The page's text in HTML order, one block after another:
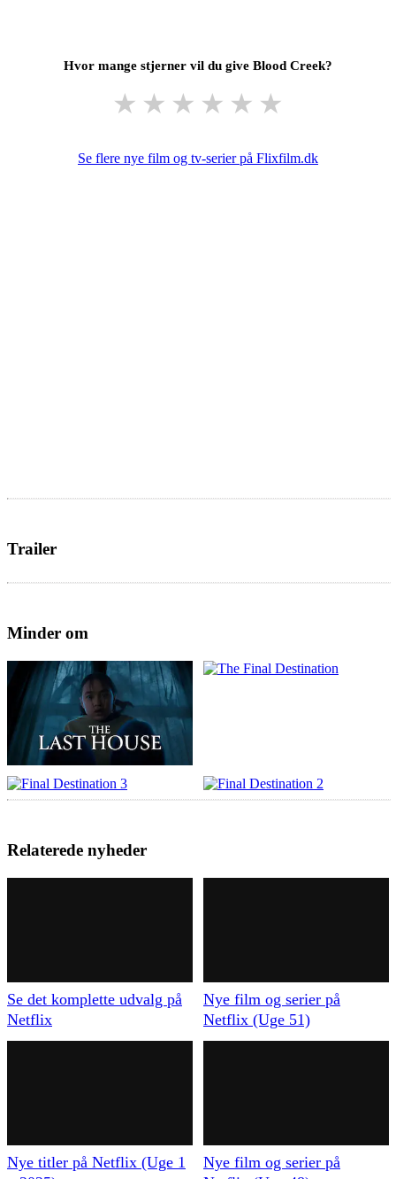
Hvor mange stjerner vil du give Blood Creek?
★ ★ ★ ★ ★ ★
Se flere nye film og tv-serier på Flixfilm.dk
Trailer
Minder om
Relaterede nyheder
Se det komplette udvalg på
Netflix
Nye film og serier på
Netflix (Uge 51)
Nye titler på Netflix (Uge 1
Nye film og serier på